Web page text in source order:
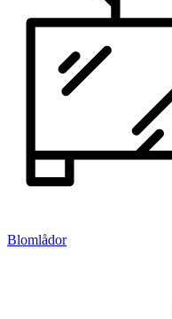
Blomlådor